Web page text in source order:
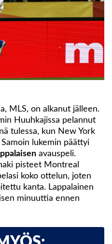
MLS, on alkanut jälleen.
Huuhkajissa pelannut
tulessa, kun New York
lukemin päättyi
avauspeli.
pisteet Montreal
koko ottelun, joten
kanta. Lappalainen
minuuttia ennen